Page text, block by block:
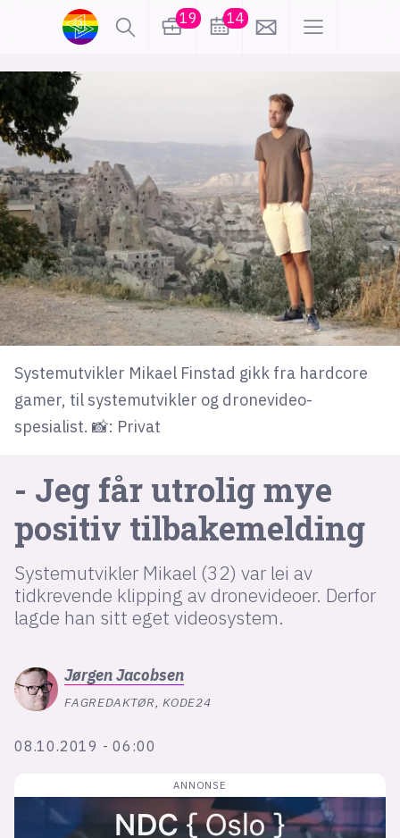
19 14
Systemutvikler Mikael Finstad gikk fra hardcore
gamer, til systemutvikler og dronevideo-
spesialist. 📸: Privat
- Jeg får utrolig mye
positiv tilbake­melding
Systemutvikler Mikael (32) var lei av
tidkrevende klipping av dronevideoer. Derfor
lagde han sitt eget videosystem.
JørgenJacobsen
FAGREDAKTØR, KODE24
08.10.2019 - 06:00
karriere
meninger
utdanning sikkerhet
kontor
frontend
backend
apputvikling
devops
IoT
design
tilgjengelighet
ukas koder
inn/ut
hobby
mørk modus
nyhetsbrev
kode24-klubben
LinkedIn
Bluesky
annonsepriser
annonseguide
Bli firmapartner